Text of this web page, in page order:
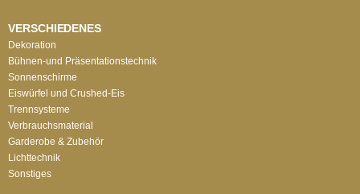
VERSCHIEDENES
Dekoration
Bühnen-und Präsentationstechnik
Sonnenschirme
Eiswürfel und Crushed-Eis
Trennsysteme
Verbrauchsmaterial
Garderobe & Zubehör
Lichttechnik
Sonstiges